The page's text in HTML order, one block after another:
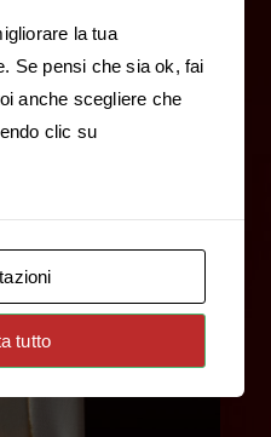
a voler nascondere
la tua
Se pensi che sia ok, fai
anche scegliere che
clic su
tutto